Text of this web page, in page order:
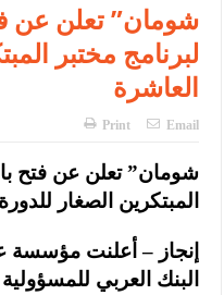
لبرنامج مختبر
العاشرة
Print Email
المبتكرين الصغار
إنجاز – أعلنت مؤسسة
البنك العربي